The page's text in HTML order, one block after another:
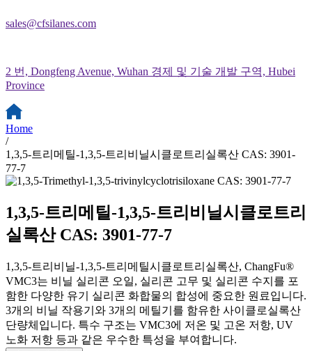
sales@cfsilanes.com
2 번, Dongfeng Avenue, Wuhan 경제 및 기술 개발 구역, Hubei
Province
Home
/
1,3,5-트리메틸-1,3,5-트리비닐시클로트리실록산 CAS: 3901-
77-7
1,3,5-트리메틸-1,3,5-트리비닐시클로트리
실록산 CAS: 3901-77-7
1,3,5-트리비닐-1,3,5-트리메틸시클로트리실록산, ChangFu®
VMC3는 비닐 실리콘 오일, 실리콘 고무 및 실리콘 수지를 포
함한 다양한 유기 실리콘 화합물의 합성에 중요한 원료입니다.
3개의 비닐 작용기와 3개의 메틸기를 함유한 사이클로실록산
단량체입니다. 특수 구조는 VMC3에 저온 및 고온 저항, UV
노화 저항 등과 같은 우수한 특성을 부여합니다.